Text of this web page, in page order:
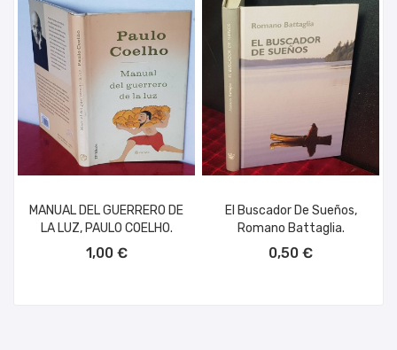
MANUAL DEL GUERRERO DE
LA LUZ, PAULO COELHO.
1,00 €
El Buscador De Sueños,
Romano Battaglia.
0,50 €